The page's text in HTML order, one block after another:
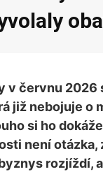
v červnu 2026
již nebojuje o
si ho
není otázka,
rozjíždí,